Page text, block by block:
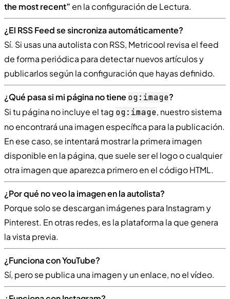
the most recent”en la configuración de Lectura.
¿El RSS Feed se sincroniza automáticamente?
Sí. Si usas una autolista con RSS, Metricool revisa el feed
de forma periódica para detectar nuevos artículos y
publicarlos según la configuración que hayas definido.
¿Qué pasa si mi página no tiene og:image?
Si tu página no incluye el tag og:image, nuestro sistema
no encontrará una imagen específica para la publicación.
En ese caso, se intentará mostrar la primera imagen
disponible en la página, que suele ser el logo o cualquier
otra imagen que aparezca primero en el código HTML.
¿Por qué no veo la imagen en la autolista?
Porque solo se descargan imágenes para Instagram y
Pinterest. En otras redes, es la plataforma la que genera
la vista previa.
¿Funciona con YouTube?
Sí, pero se publica una imagen y un enlace, no el vídeo.